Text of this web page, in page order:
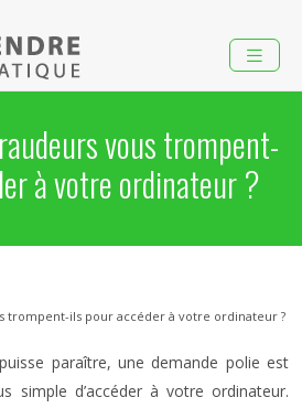
vous trompent-
à votre ordinateur ?
trompent-ils pour accéder à votre ordinateur ?
paraître, une demande polie est
simple d’accéder à votre ordinateur.